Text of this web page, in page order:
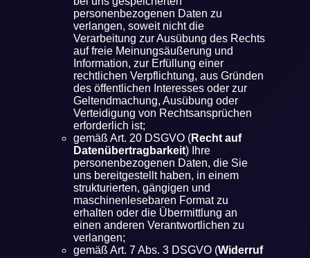
personenbezogenen Daten zu
verlangen, soweit nicht die
Verarbeitung zur Ausübung des Rechts
auf freie Meinungsäußerung und
Information, zur Erfüllung einer
rechtlichen Verpflichtung, aus Gründen
des öffentlichen Interesses oder zur
Geltendmachung, Ausübung oder
Verteidigung von Rechtsansprüchen
erforderlich ist;
gemäß Art. 20 DSGVO (Recht auf
Datenübertragbarkeit) Ihre
personenbezogenen Daten, die Sie
uns bereitgestellt haben, in einem
strukturierten, gängigen und
maschinenlesebaren Format zu
erhalten oder die Übermittlung an
einen anderen Verantwortlichen zu
verlangen;
gemäß Art. 7 Abs. 3 DSGVO (Widerruf